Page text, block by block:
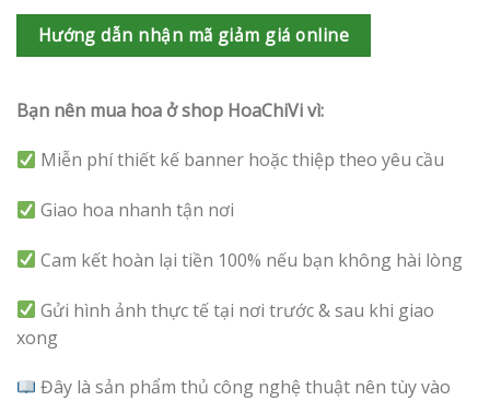
Hướng dẫn nhận mã giảm giá online
Bạn nên mua hoa ở shop HoaChiVi vì:
Miễn phí thiết kế banner hoặc thiệp theo yêu cầu
Giao hoa nhanh tận nơi
Cam kết hoàn lại tiền 100% nếu bạn không hài lòng
Gửi hình ảnh thực tế tại nơi trước & sau khi giao
xong
Đây là sản phẩm thủ công nghệ thuật nên tùy vào